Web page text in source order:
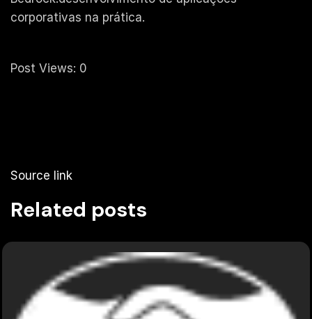
corporativas na prática.
Post Views: 0
Source link
Related posts